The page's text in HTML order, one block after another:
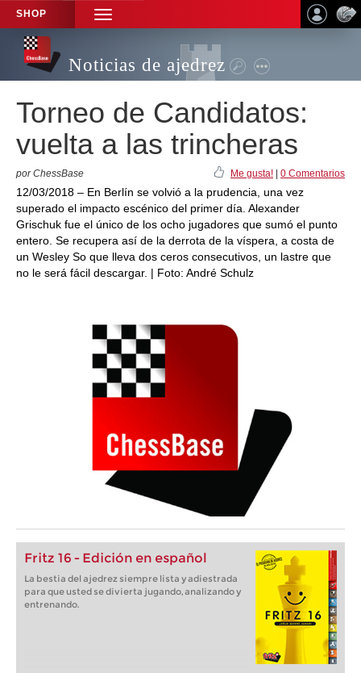
SHOP
TOGGLE
NAVIGATION
Noticias de ajedrez
Torneo de Candidatos:
vuelta a las trincheras
por ChessBase Me gusta! 0 Comentarios
12/03/2018 – En Berlín se volvió a la prudencia, una vez
superado el impacto escénico del primer día. Alexander
Grischuk fue el único de los ocho jugadores que sumó el punto
entero. Se recupera así de la derrota de la víspera, a costa de
un Wesley So que lleva dos ceros consecutivos, un lastre que
no le será fácil descargar. | Foto: André Schulz
Fritz 16 - Edición en español
La bestia del ajedrez siempre lista y adiestrada
para que usted se divierta jugando, analizando y
entrenando.